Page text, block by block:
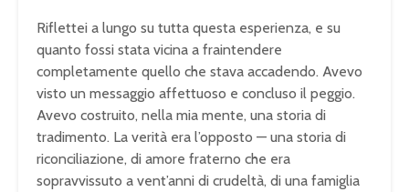
Riflettei a lungo su tutta questa esperienza, e su
quanto fossi stata vicina a fraintendere
completamente quello che stava accadendo. Avevo
visto un messaggio affettuoso e concluso il peggio.
Avevo costruito, nella mia mente, una storia di
tradimento. La verità era l’opposto — una storia di
riconciliazione, di amore fraterno che era
sopravvissuto a vent’anni di crudeltà, di una famiglia